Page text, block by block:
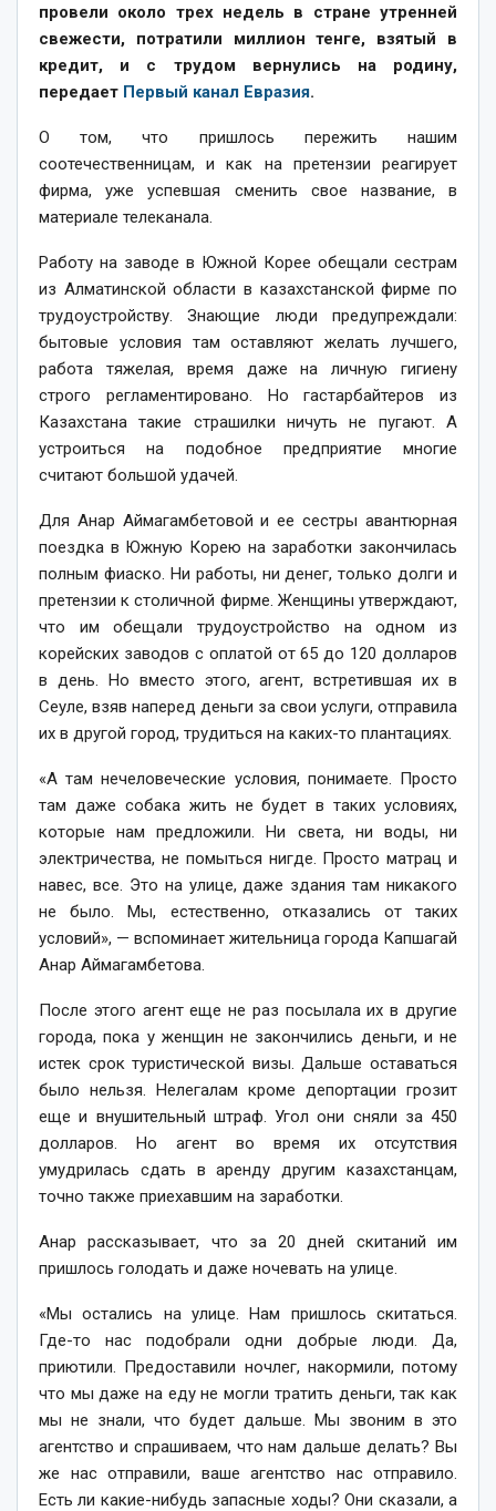
провели около трех недель в стране утренней
свежести, потратили миллион тенге, взятый в
кредит, и с трудом вернулись на родину,
передает Первый канал Евразия.
О том, что пришлось пережить нашим
соотечественницам, и как на претензии реагирует
фирма, уже успевшая сменить свое название, в
материале телеканала.
Работу на заводе в Южной Корее обещали сестрам
из Алматинской области в казахстанской фирме по
трудоустройству. Знающие люди предупреждали:
бытовые условия там оставляют желать лучшего,
работа тяжелая, время даже на личную гигиену
строго регламентировано. Но гастарбайтеров из
Казахстана такие страшилки ничуть не пугают. А
устроиться на подобное предприятие многие
считают большой удачей.
Для Анар Аймагамбетовой и ее сестры авантюрная
поездка в Южную Корею на заработки закончилась
полным фиаско. Ни работы, ни денег, только долги и
претензии к столичной фирме. Женщины утверждают,
что им обещали трудоустройство на одном из
корейских заводов с оплатой от 65 до 120 долларов
в день. Но вместо этого, агент, встретившая их в
Сеуле, взяв наперед деньги за свои услуги, отправила
их в другой город, трудиться на каких-то плантациях.
«А там нечеловеческие условия, понимаете. Просто
там даже собака жить не будет в таких условиях,
которые нам предложили. Ни света, ни воды, ни
электричества, не помыться нигде. Просто матрац и
навес, все. Это на улице, даже здания там никакого
не было. Мы, естественно, отказались от таких
условий», — вспоминает жительница города Капшагай
Анар Аймагамбетова.
После этого агент еще не раз посылала их в другие
города, пока у женщин не закончились деньги, и не
истек срок туристической визы. Дальше оставаться
было нельзя. Нелегалам кроме депортации грозит
еще и внушительный штраф. Угол они сняли за 450
долларов. Но агент во время их отсутствия
умудрилась сдать в аренду другим казахстанцам,
точно также приехавшим на заработки.
Анар рассказывает, что за 20 дней скитаний им
пришлось голодать и даже ночевать на улице.
«Мы остались на улице. Нам пришлось скитаться.
Где-то нас подобрали одни добрые люди. Да,
приютили. Предоставили ночлег, накормили, потому
что мы даже на еду не могли тратить деньги, так как
мы не знали, что будет дальше. Мы звоним в это
агентство и спрашиваем, что нам дальше делать? Вы
же нас отправили, ваше агентство нас отправило.
Есть ли какие-нибудь запасные ходы? Они сказали, а